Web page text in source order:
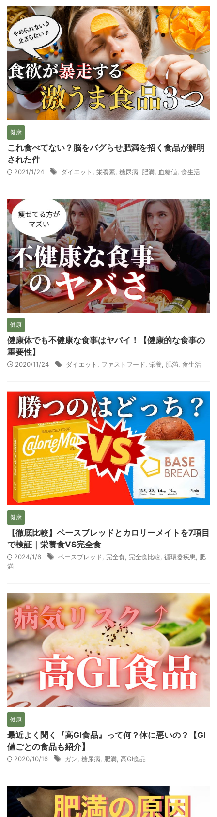
健康
これ食べてない？脳をバグらせ肥満を招く食品が解明
された件
2021/1/24 ダイエット 栄養素 糖尿病 肥満 血糖値 食生活
健康
健康体でも不健康な食事はヤバイ！【健康的な食事の
重要性】
2020/11/24 ダイエット ファストフード 栄養 肥満 食生活
健康
【徹底比較】ベースブレッドとカロリーメイトを7項目
で検証｜栄養食VS完全食
2024/1/6 ベースブレッド 完全食 完全食比較 循環器疾患
肥
満
健康
最近よく聞く『高GI食品』って何？体に悪いの？【GI
値ごとの食品も紹介】
2020/10/16 ガン 糖尿病 肥満 高GI食品